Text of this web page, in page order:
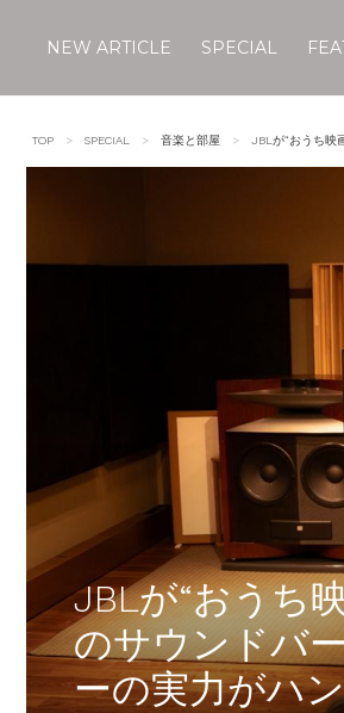
content
NEW ARTICLE SPECIAL
TOP SPECIAL 音楽と部屋 JBLが“おうち映
JBLが“おうち
のサウンドバ
ーの実力がハ